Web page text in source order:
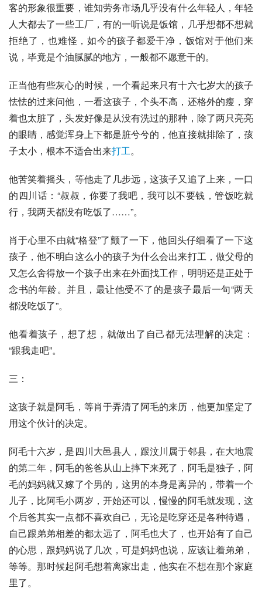
客的形象很重要，谁知劳务市场几乎没有什么年轻人，年轻
人大都去了一些工厂，有的一听说是饭馆，几乎想都不想就
拒绝了，也难怪，如今的孩子都爱干净，饭馆对于他们来
说，毕竟是个油腻腻的地方，一般都不愿意干的。
正当他有些灰心的时候，一个看起来只有十六七岁大的孩子
怯怯的过来问他，一看这孩子，个头不高，还格外的瘦，穿
着也太脏了，头发好像是从没有洗过的那种，除了两只亮亮
的眼睛，感觉浑身上下都是脏兮兮的，他直接就排除了，孩
子太小，根本不适合出来打工。
他苦笑着摇头，等他走了几步远，这孩子又追了上来，一口
的四川话 ：“叔叔，你要了我吧，我可以不要钱，管饭吃就
行，我两天都没有吃饭了……”。
肖于心里不由就“格登”了颤了一下，他回头仔细看了一下这
孩子，他不明白这么小的孩子为什么会出来打工，做父母的
又怎么舍得放一个孩子出来在外面找工作，明明还是正处于
念书的年龄。并且，最让他受不了的是孩子最后一句“两天
都没吃饭了”。
他看着孩子，想了想，就做出了自己都无法理解的决定：
“跟我走吧”。
三：
这孩子就是阿毛，等肖于弄清了阿毛的来历，他更加坚定了
用这个伙计的决定。
阿毛十六岁，是四川大邑县人，跟汶川属于邻县，在大地震
的第二年，阿毛的爸爸从山上摔下来死了，阿毛是独子，阿
毛的妈妈就又嫁了个男的，这男的本身是离异的，带着一个
儿子，比阿毛小两岁，开始还可以，慢慢的阿毛就发现，这
个后爸其实一点都不喜欢自己，无论是吃穿还是各种待遇，
自己跟弟弟相差的都太远了，阿毛也大了，也开始有了自己
的心思，跟妈妈说了几次，可是妈妈也说，应该让着弟弟，
等等。那时候起阿毛想着离家出走，他实在不想在那个家庭
里了。